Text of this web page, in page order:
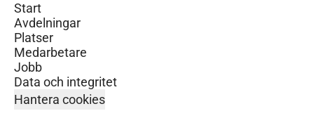
Start
Avdelningar
Platser
Medarbetare
Jobb
Data och integritet
Hantera cookies